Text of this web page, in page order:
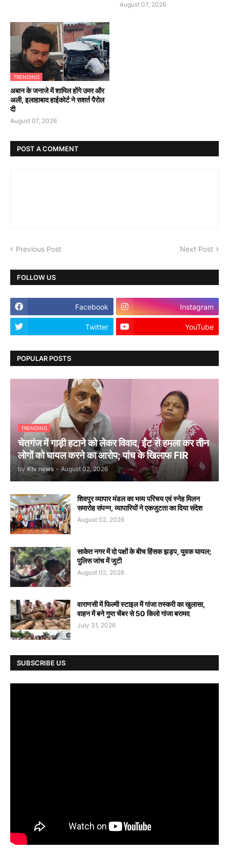
August 07, 2026
TRENDING
अबान के जनाजे में शामिल होंगे उमर और
अली, इलाहाबाद हाईकोर्ट ने सशर्त पैरोल
दी
August 07, 2026
POST A COMMENT
Previous Post Next Post
FOLLOW US
Facebook Instagram
Twitter YouTube
POPULAR POSTS
TRENDING
चेतगंज में गाड़ी हटाने को लेकर विवाद, ईंट से हमला कर तीन
लोगों को घायल करने का आरोप; पांच के खिलाफ FIR
by Ktv news - August 02, 2026
शिवपुर व्यापार मंडल का भव्य परिचय एवं स्नेह मिलन
समारोह संपन्न, व्यापारियों ने एकजुटता का दिया संदेश
August 02, 2026
साकेत नगर में दो पक्षों के बीच हिंसक झड़प, युवक घायल;
पुलिस जांच में जुटी
August 02, 2026
वाराणसी में फिल्मी स्टाइल में गांजा तस्करी का खुलासा,
वाहन में बने गुप्त चेंबर से 50 किलो गांजा बरामद
July 31, 2026
SUBSCRIBE US